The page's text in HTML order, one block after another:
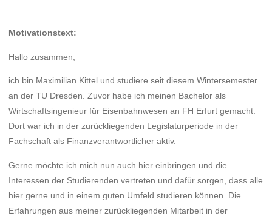
Motivationstext:
Hallo zusammen,
ich bin Maximilian Kittel und studiere seit diesem Wintersemester
an der TU Dresden. Zuvor habe ich meinen Bachelor als
Wirtschaftsingenieur für Eisenbahnwesen an FH Erfurt gemacht.
Dort war ich in der zurückliegenden Legislaturperiode in der
Fachschaft als Finanzverantwortlicher aktiv.
Gerne möchte ich mich nun auch hier einbringen und die
Interessen der Studierenden vertreten und dafür sorgen, dass alle
hier gerne und in einem guten Umfeld studieren können. Die
Erfahrungen aus meiner zurückliegenden Mitarbeit in der